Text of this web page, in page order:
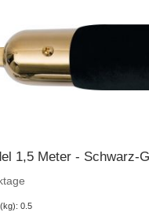
1,5 Meter - Schwarz-
0.5